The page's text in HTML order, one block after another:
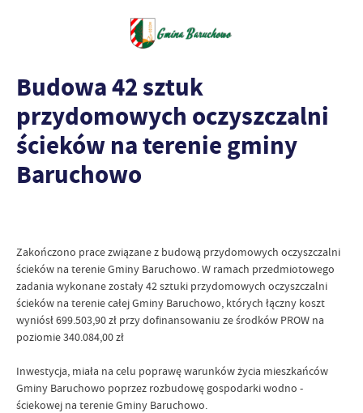
Budowa 42 sztuk
przydomowych oczyszczalni
ścieków na terenie gminy
Baruchowo
Zakończono prace związane z budową przydomowych oczyszczalni
ścieków na terenie Gminy Baruchowo. W ramach przedmiotowego
zadania wykonane zostały 42 sztuki przydomowych oczyszczalni
ścieków na terenie całej Gminy Baruchowo, których łączny koszt
wyniósł 699.503,90 zł przy dofinansowaniu ze środków PROW na
poziomie 340.084,00 zł
Inwestycja, miała na celu poprawę warunków życia mieszkańców
Gminy Baruchowo poprzez rozbudowę gospodarki wodno -
ściekowej na terenie Gminy Baruchowo.